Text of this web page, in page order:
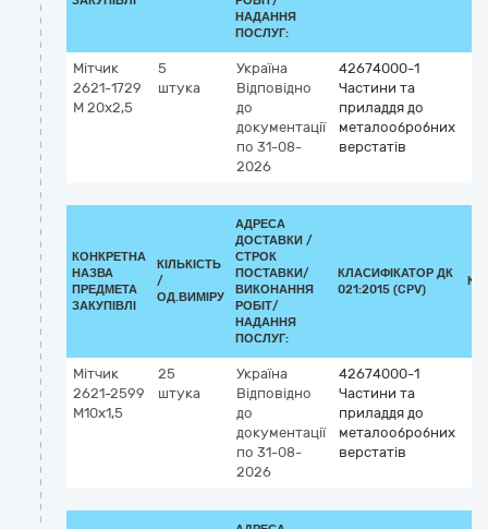
НАДАННЯ
ПОСЛУГ:
Мітчик
2621-1729
М 20х2,5
5
штука
Україна
Відповідно
до
документації
по 31-08-
2026
42674000-1
Частини та
приладдя до
металообробних
верстатів
КОНКРЕТНА
НАЗВА
ПРЕДМЕТА
ЗАКУПІВЛІ
КІЛЬКІСТЬ
/
ОД.ВИМІРУ
АДРЕСА
ДОСТАВКИ /
СТРОК
ПОСТАВКИ/
ВИКОНАННЯ
РОБІТ/
НАДАННЯ
ПОСЛУГ:
КЛАСИФІКАТОР ДК
021:2015 (CPV)
Мітчик
2621-2599
М10х1,5
25
штука
Україна
Відповідно
до
документації
по 31-08-
2026
42674000-1
Частини та
приладдя до
металообробних
верстатів